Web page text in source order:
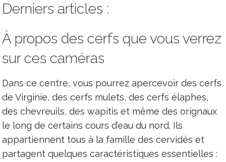
Derniers articles :
À propos des cerfs que vous verrez
sur ces caméras
Dans ce centre, vous pourrez apercevoir des cerfs
de Virginie, des cerfs mulets, des cerfs élaphes,
des chevreuils, des wapitis et même des orignaux
le long de certains cours d’eau du nord. Ils
appartiennent tous à la famille des cervidés et
partagent quelques caractéristiques essentielles :